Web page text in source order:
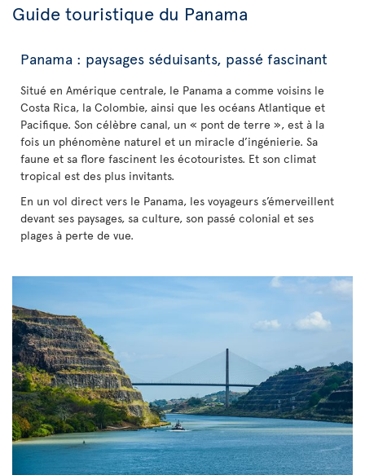
Guide touristique du Panama
Panama : paysages séduisants, passé fascinant
Situé en Amérique centrale, le Panama a comme voisins le
Costa Rica, la Colombie, ainsi que les océans Atlantique et
Pacifique. Son célèbre canal, un « pont de terre », est à la
fois un phénomène naturel et un miracle d’ingénierie. Sa
faune et sa flore fascinent les écotouristes. Et son climat
tropical est des plus invitants.
En un vol direct vers le Panama, les voyageurs s’émerveillent
devant ses paysages, sa culture, son passé colonial et ses
plages à perte de vue.